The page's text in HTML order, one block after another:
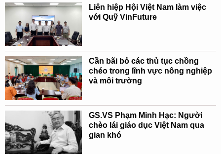
Liên hiệp Hội Việt Nam làm việc
với Quỹ VinFuture
Cần bãi bỏ các thủ tục chồng
chéo trong lĩnh vực nông nghiệp
và môi trường
GS.VS Phạm Minh Hạc: Người
chèo lái giáo dục Việt Nam qua
gian khó